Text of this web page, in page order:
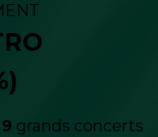
9 grands concerts